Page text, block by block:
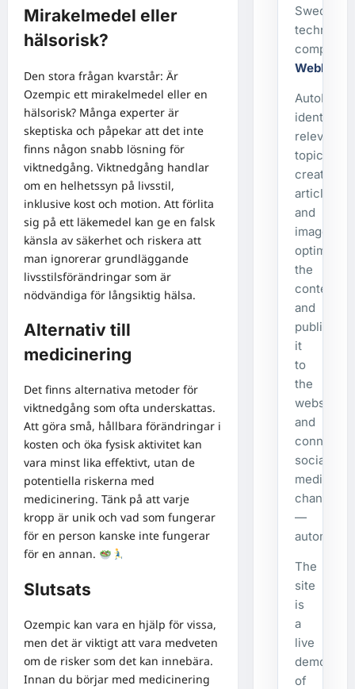
Mirakelmedel eller
hälsorisk?
Den stora frågan kvarstår: Är
Ozempic ett mirakelmedel eller en
hälsorisk? Många experter är
skeptiska och påpekar att det inte
finns någon snabb lösning för
viktnedgång. Viktnedgång handlar
om en helhetssyn på livsstil,
inklusive kost och motion. Att förlita
sig på ett läkemedel kan ge en falsk
känsla av säkerhet och riskera att
man ignorerar grundläggande
livsstilsförändringar som är
nödvändiga för långsiktig hälsa.
Alternativ till
medicinering
Det finns alternativa metoder för
viktnedgång som ofta underskattas.
Att göra små, hållbara förändringar i
kosten och öka fysisk aktivitet kan
vara minst lika effektivt, utan de
potentiella riskerna med
medicinering. Tänk på att varje
kropp är unik och vad som fungerar
för en person kanske inte fungerar
för en annan.
Slutsats
Ozempic kan vara en hjälp för vissa,
men det är viktigt att vara medveten
om de risker som det kan innebära.
Innan du börjar med medicinering
Swedish
company
WebbX
AutoPost
identifies
relevant
topics,
creates
articles
and
images,
optimizes
the
content,
and
publishes
it
to
the
website
and
connected
social
media
channels
—
The
site
is
a
live
of